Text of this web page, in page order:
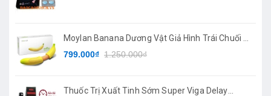
Moylan Banana Dương Vật Giả Hình Trái Chuối 7
Chế Độ Rung
799.000₫ 1.250.000₫
Thuốc Trị Xuất Tinh Sớm Super Viga Delay